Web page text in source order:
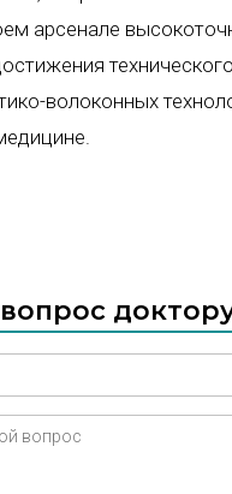
арсенале
волоконных